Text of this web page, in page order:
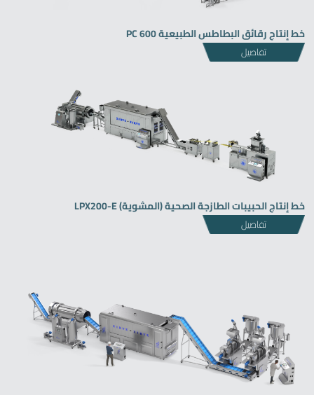
خط إنتاج رقائق البطاطس الطبيعية PC 600
تفاصيل
خط إنتاج الحبيبات الطازجة الصحية (المشوية) LPX200-E
تفاصيل